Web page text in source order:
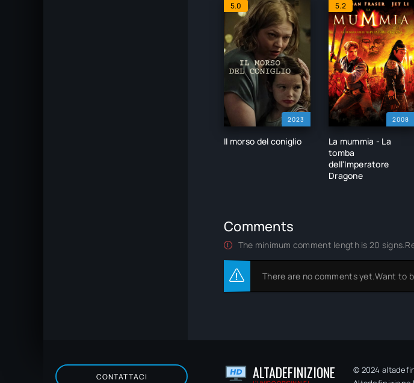
2023
5.0
Il morso del coniglio
2008
5.2
La mummia - La
tomba
dell'Imperatore
Dragone
Comments
The minimum comment length is 20
There are no comments yet.Want to
CONTATTACI ALTADEFINIZIONE
© 2024